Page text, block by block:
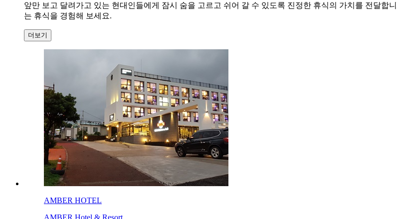
앞만 보고 달려가고 있는 현대인들에게 잠시 숨을 고르고 쉬어 갈 수 있도록 진정한 휴식의 가치를 전달합
는 휴식을 경험해 보세요.
더보기
AMBER HOTEL
AMBER Hotel & Resort